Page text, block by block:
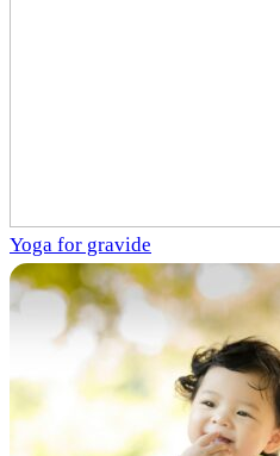
Yoga for gravide